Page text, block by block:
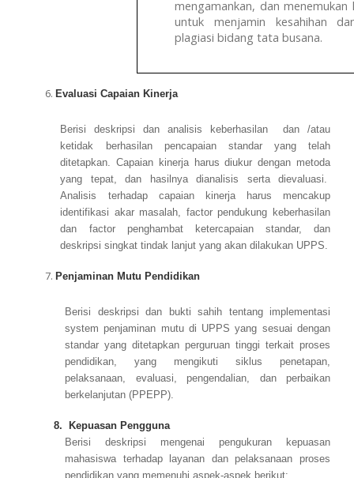
mengamankan, dan
untuk menjamin kesahihan
plagiasi bidang tata busana.
Evaluasi Capaian Kinerja
Berisi deskripsi dan analisis keberhasilan dan /atau
ketidak berhasilan pencapaian standar yang telah
ditetapkan. Capaian kinerja harus diukur dengan metoda
yang tepat, dan hasilnya dianalisis serta dievaluasi.
Analisis terhadap capaian kinerja harus mencakup
identifikasi akar masalah, factor pendukung keberhasilan
dan factor penghambat ketercapaian standar, dan
deskripsi singkat tindak lanjut yang akan dilakukan UPPS.
Penjaminan Mutu Pendidikan
Berisi deskripsi dan bukti sahih tentang implementasi
system penjaminan mutu di UPPS yang sesuai dengan
standar yang ditetapkan perguruan tinggi terkait proses
pendidikan, yang mengikuti siklus penetapan,
pelaksanaan, evaluasi, pengendalian, dan perbaikan
berkelanjutan (PPEPP).
8. Kepuasan Pengguna
Berisi deskripsi mengenai pengukuran kepuasan
mahasiswa terhadap layanan dan pelaksanaan proses
pendidikan yang memenuhi aspek-aspek berikut: